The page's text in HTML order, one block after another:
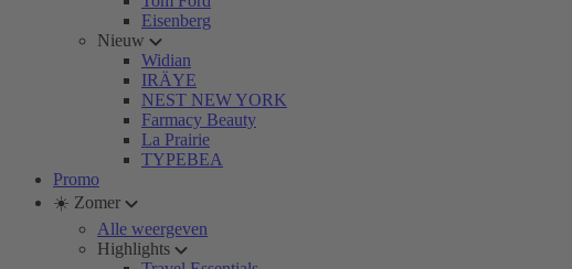
Eisenberg
Nieuw
Widian
IRÄYE
NEST NEW YORK
Farmacy Beauty
La Prairie
TYPEBEA
Promo
☀️ Zomer
Alle weergeven
Highlights